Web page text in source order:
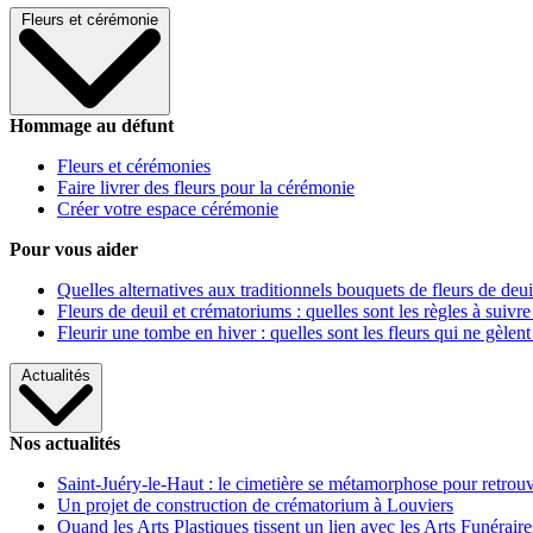
Fleurs et cérémonie
Hommage au défunt
Fleurs et cérémonies
Faire livrer des fleurs pour la cérémonie
Créer votre espace cérémonie
Pour vous aider
Quelles alternatives aux traditionnels bouquets de fleurs de
Fleurs de deuil et crématoriums : quelles sont les règles à
Fleurir une tombe en hiver : quelles sont les fleurs qui ne gèlent
Actualités
Nos actualités
Saint-Juéry-le-Haut : le cimetière se métamorphose pour
Un projet de construction de crématorium à Louviers
Quand les Arts Plastiques tissent un lien avec les Arts